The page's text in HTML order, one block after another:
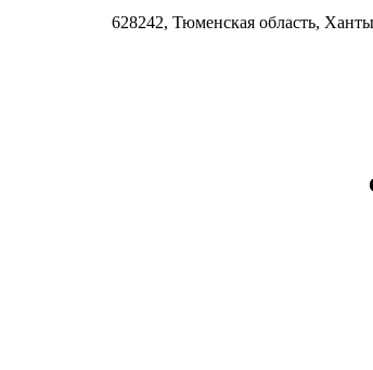
628242, Тюменская область,